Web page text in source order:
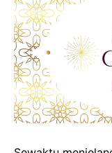
Teknologi
Edukasi